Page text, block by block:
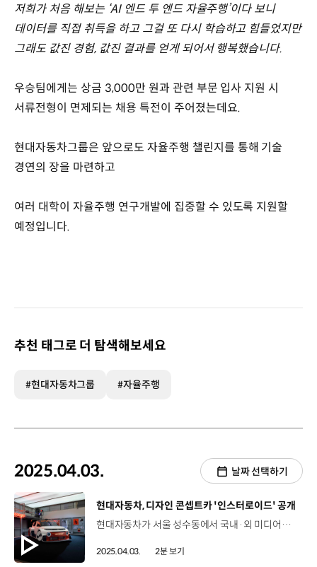
저희가 처음 해보는 ‘AI 엔드 투 엔드 자율주행’이다 보니
데이터를 직접 취득을 하고 그걸 또 다시 학습하고 힘들었지만
그래도 값진 경험, 값진 결과를 얻게 되어서 행복했습니다.
우승팀에게는 상금 3,000만 원과 관련 부문 입사 지원 시
서류전형이 면제되는 채용 특전이 주어졌는데요.
현대자동차그룹은 앞으로도 자율주행 챌린지를 통해 기술
경연의 장을 마련하고
여러 대학이 자율주행 연구개발에 집중할 수 있도록 지원할
예정입니다.
추천 태그로 더 탐색해보세요
#현대자동차그룹 #자율주행
2025.04.03. 날짜 선택하기
[동영상]
현대자동차, 디자인 콘셉트카 '인스터로이드' 공개
현대자동차가 서울 성수동에서 국내·외 미디어와 인플루언서를 대상으로 ‘인스터로이드’ 미디어 데이를 열었습니다. 소형 EV의 틀을 깨는 디자인 콘셉트카, ‘인스터로이드’는 현대자동차의 소형 전기 SUV인 ‘인스터’에 게임에서 영감을 받은 혁신적인 디자인을 더해 제작됐는데요. 현대자동차는 ‘인스터(INSTER)’의 경쾌한 정신에 ‘강화하다’라는 뜻의 ‘스테로이드(STEROID)’를 결합한 인스터로이드라는 이름을 통해 스포티하고 역동적인 에너지를 강조했습니다. 이날 행사에서는 현지 디자이너와 실무 담당자들이 콘셉트카 디자인 방향성과 USP 등을 직접 설명하는 자리도 마련됐습니다. 서달임 디자이너 / 현대유럽디자인센터어렸을 적 우리가 입꼬리를 올리며 상상했던 미래의 나의 자동차를 현실로 재현하는 디자인을 하고 싶었습니다. 비현실적이면서도 현실적인 외관은 한 번에 봐도 게임에서 방금 튀어나온 듯한 와이드 한 바디, 커다랗게 튀어나온 오일, 거대한 스포일러 등으로 이루어진 아주 강한 디자인입니다. 인테리어 디자인은 운전자가 자신이 원하는 스타일로 만들고 꾸미고 고칠 수 있는 디자인을 적용했습니다. 뿐만 아니라 현대자동차는 인스터로이드를 주제로 한 자체 개발 게임을 최초 공개하고, 다양한 게임 체험 공간도 운영해 공감대를 형성했습니다. 김정원 책임매니저 / 현대자동차 커뮤니케이션팀인스터로이드는 기존 양산차와 달리 차량의 독특한 디자인과 콘셉트를 효과적으로 전달하기 위해 넥슨의 카트라이더 러쉬플러스와의 협업을 시작으로 자체 개발한 게임 등을 통해 고객들에게 확장된 경험을 제공할 예정입니다. 한편 인스터로이드는 이번 서울 모빌리티쇼에서 일반 대중들에게 공개될 예정입니다.
2025.04.03. 2분 보기